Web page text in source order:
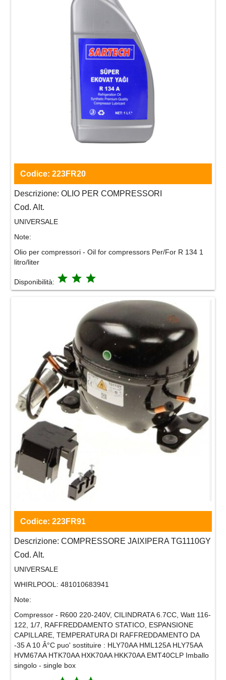
Codice: 223FR20
Descrizione: OLIO PER COMPRESSORI
Cod. Alt.
UNIVERSALE
Note:
Olio per compressori - Oil for compressors Per/For R 134 1
litro/liter
Disponibilità: grade grade grade
Codice: 223FR91
Descrizione: COMPRESSORE JAIXIPERA TG1110GY
Cod. Alt.
UNIVERSALE
WHIRLPOOL: 481010683941
Note:
Compressor - R600 220-240V, CILINDRATA 6.7CC, Watt 116-
122, 1/7, RAFFREDDAMENTO STATICO, ESPANSIONE
CAPILLARE, TEMPERATURA DI RAFFREDDAMENTO DA
-35 A 10 Â°C puo' sostituire : HLY70AA HML125A HLY75AA
HVM67AA HTK70AA HXK70AA HKK70AA EMT40CLP Imballo
singolo - single box